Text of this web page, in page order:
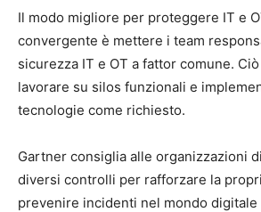
Il modo migliore per proteggere IT e
convergente è mettere i team
sicurezza IT e OT a fattor comune.
lavorare su silos funzionali e
tecnologie come richiesto.
Gartner consiglia alle organizzazioni
diversi controlli per rafforzare la
prevenire incidenti nel mondo digitale